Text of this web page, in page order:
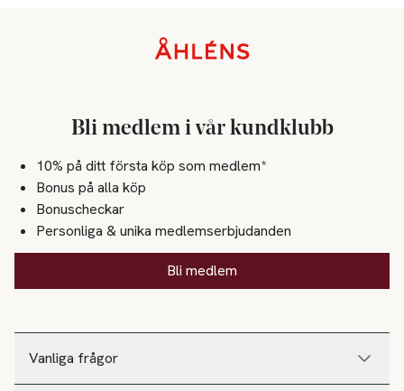
Vanliga frågor
Bli medlem i vår kundklubb
10% på ditt första köp som medlem*
Bonus på alla köp
Bonuscheckar
Personliga & unika medlemserbjudanden
Bli medlem